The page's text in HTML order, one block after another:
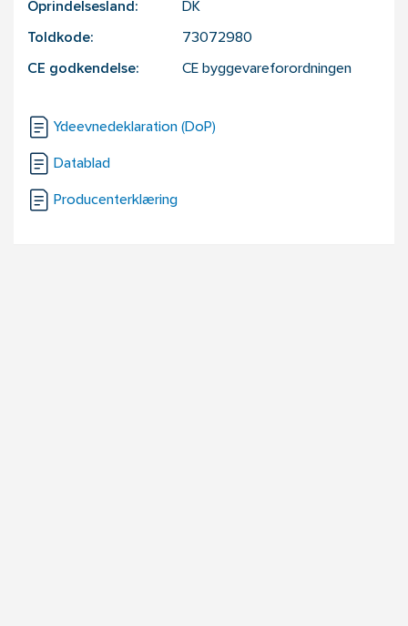
Oprindelsesland: DK
Toldkode: 73072980
CE godkendelse: CE byggevareforordningen
Ydeevnedeklaration (DoP)
Datablad
Producenterklæring